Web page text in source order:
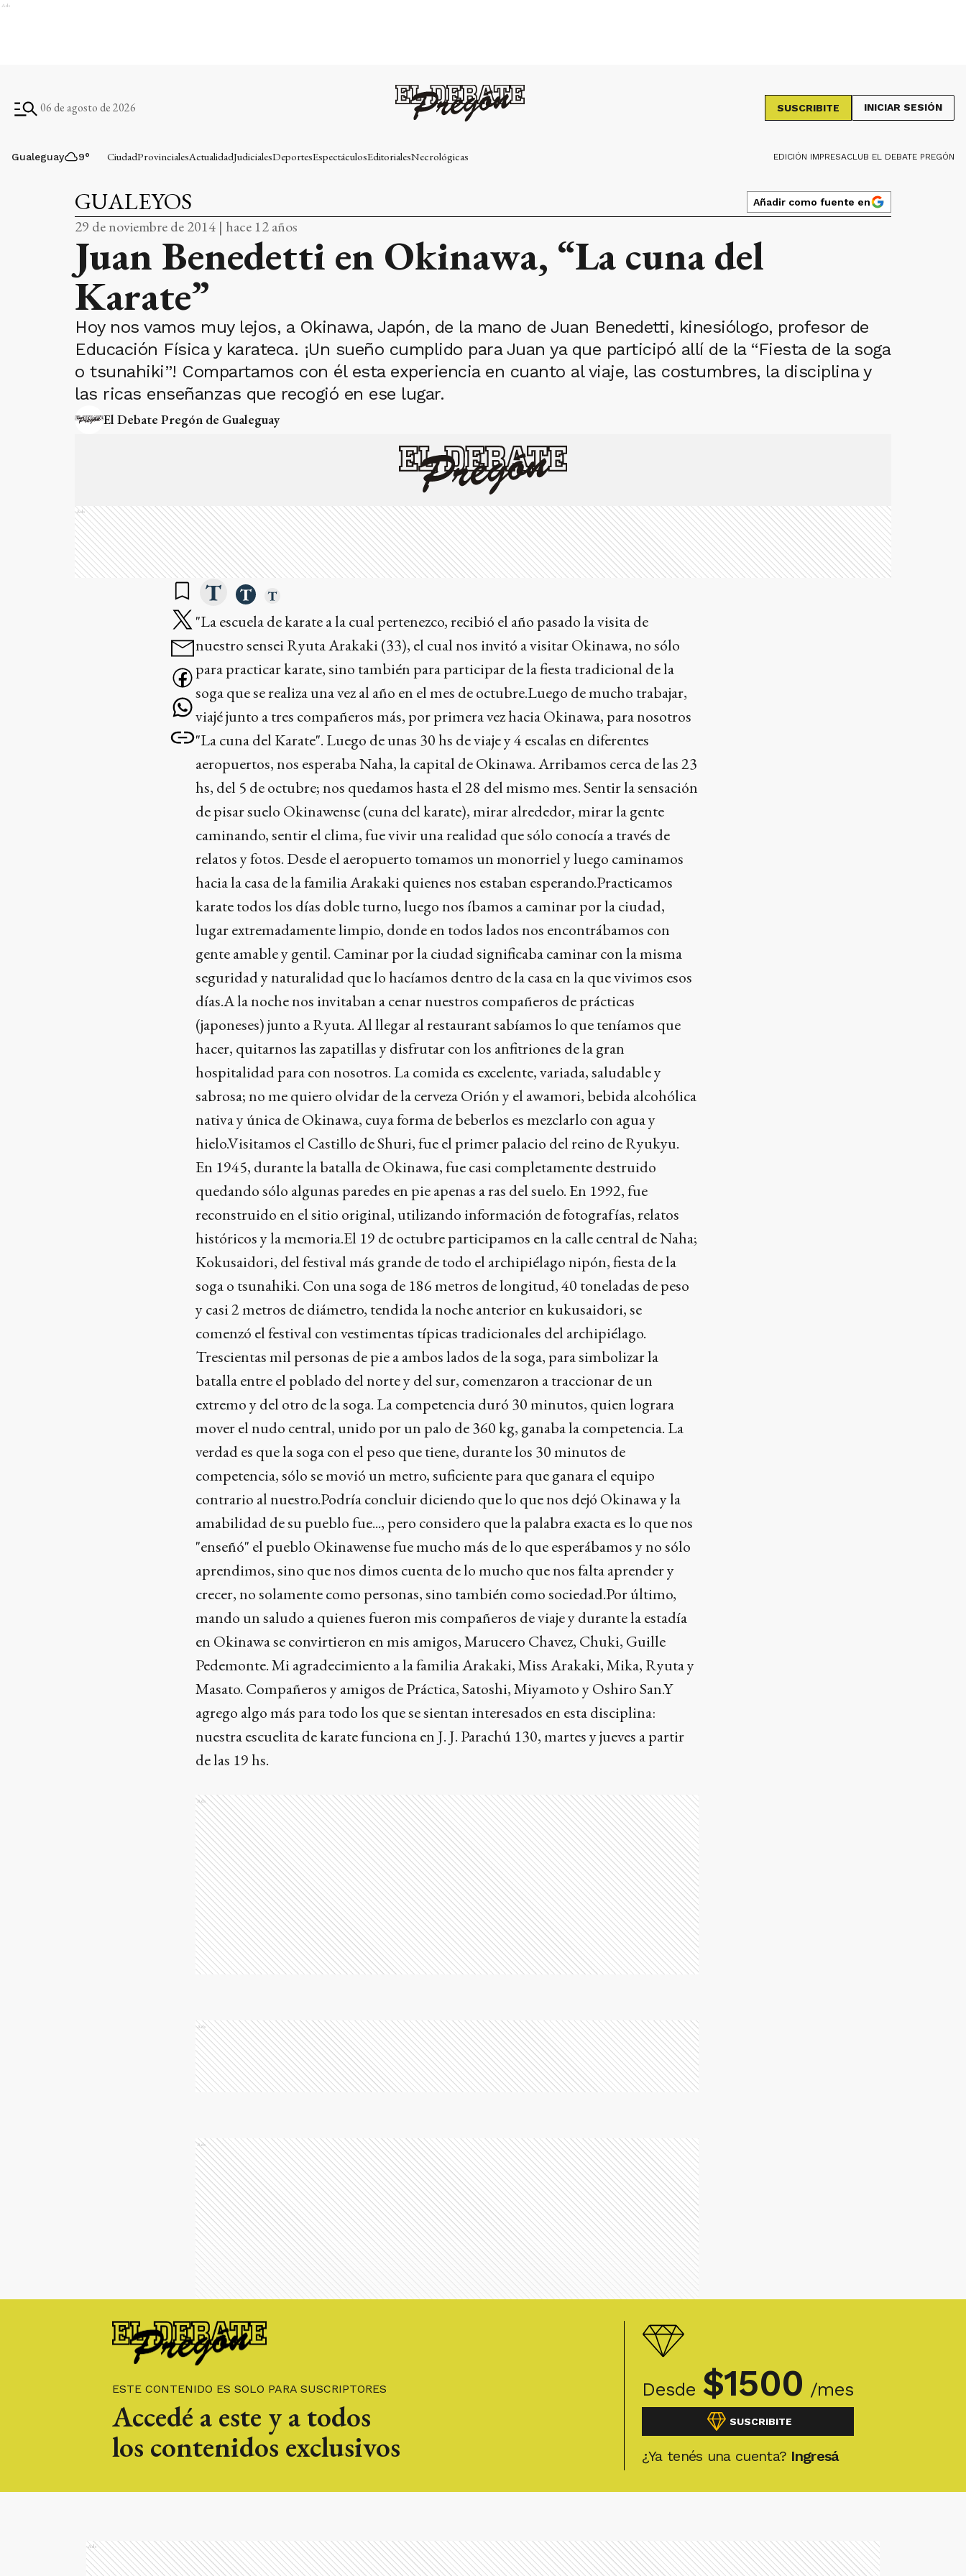
Ads
06 de agosto de 2026 SUSCRIBITE INICIAR SESIÓN
Gualeguay 9° CiudadProvincialesActualidadJudicialesDeportesEspectáculosEditorialesNecrológicas EDICIÓN IMPRESACLUB EL DEBATE PREGÓN
GUALEYOS Añadir como fuente en
29 de noviembre de 2014 | hace 12 años
Juan Benedetti en Okinawa, “La cuna del
Karate”
Hoy nos vamos muy lejos, a Okinawa, Japón, de la mano de Juan Benedetti, kinesiólogo, profesor de
Educación Física y karateca. ¡Un sueño cumplido para Juan ya que participó allí de la “Fiesta de la soga
o tsunahiki”! Compartamos con él esta experiencia en cuanto al viaje, las costumbres, la disciplina y
las ricas enseñanzas que recogió en ese lugar.
El Debate Pregón de Gualeguay
Ads
ESTE CONTENIDO ES SOLO PARA SUSCRIPTORES
Accedé a este y a todos
los contenidos exclusivos
Desde $1500 /mes
SUSCRIBITE
¿Ya tenés una cuenta? Ingresá
"La escuela de karate a la cual pertenezco, recibió el año pasado la visita de
nuestro sensei Ryuta Arakaki (33), el cual nos invitó a visitar Okinawa, no sólo
para practicar karate, sino también para participar de la fiesta tradicional de la
soga que se realiza una vez al año en el mes de octubre.Luego de mucho trabajar,
viajé junto a tres compañeros más, por primera vez hacia Okinawa, para nosotros
"La cuna del Karate". Luego de unas 30 hs de viaje y 4 escalas en diferentes
aeropuertos, nos esperaba Naha, la capital de Okinawa. Arribamos cerca de las 23
hs, del 5 de octubre; nos quedamos hasta el 28 del mismo mes. Sentir la sensación
de pisar suelo Okinawense (cuna del karate), mirar alrededor, mirar la gente
caminando, sentir el clima, fue vivir una realidad que sólo conocía a través de
relatos y fotos. Desde el aeropuerto tomamos un monorriel y luego caminamos
hacia la casa de la familia Arakaki quienes nos estaban esperando.Practicamos
karate todos los días doble turno, luego nos íbamos a caminar por la ciudad,
lugar extremadamente limpio, donde en todos lados nos encontrábamos con
gente amable y gentil. Caminar por la ciudad significaba caminar con la misma
seguridad y naturalidad que lo hacíamos dentro de la casa en la que vivimos esos
días.A la noche nos invitaban a cenar nuestros compañeros de prácticas
(japoneses) junto a Ryuta. Al llegar al restaurant sabíamos lo que teníamos que
hacer, quitarnos las zapatillas y disfrutar con los anfitriones de la gran
hospitalidad para con nosotros. La comida es excelente, variada, saludable y
sabrosa; no me quiero olvidar de la cerveza Orión y el awamori, bebida alcohólica
nativa y única de Okinawa, cuya forma de beberlos es mezclarlo con agua y
hielo.Visitamos el Castillo de Shuri, fue el primer palacio del reino de Ryukyu.
En 1945, durante la batalla de Okinawa, fue casi completamente destruido
quedando sólo algunas paredes en pie apenas a ras del suelo. En 1992, fue
reconstruido en el sitio original, utilizando información de fotografías, relatos
históricos y la memoria.El 19 de octubre participamos en la calle central de Naha;
Kokusaidori, del festival más grande de todo el archipiélago nipón, fiesta de la
soga o tsunahiki. Con una soga de 186 metros de longitud, 40 toneladas de peso
y casi 2 metros de diámetro, tendida la noche anterior en kukusaidori, se
comenzó el festival con vestimentas típicas tradicionales del archipiélago.
Trescientas mil personas de pie a ambos lados de la soga, para simbolizar la
batalla entre el poblado del norte y del sur, comenzaron a traccionar de un
extremo y del otro de la soga. La competencia duró 30 minutos, quien lograra
mover el nudo central, unido por un palo de 360 kg, ganaba la competencia. La
verdad es que la soga con el peso que tiene, durante los 30 minutos de
competencia, sólo se movió un metro, suficiente para que ganara el equipo
contrario al nuestro.Podría concluir diciendo que lo que nos dejó Okinawa y la
amabilidad de su pueblo fue..., pero considero que la palabra exacta es lo que nos
"enseñó" el pueblo Okinawense fue mucho más de lo que esperábamos y no sólo
aprendimos, sino que nos dimos cuenta de lo mucho que nos falta aprender y
crecer, no solamente como personas, sino también como sociedad.Por último,
mando un saludo a quienes fueron mis compañeros de viaje y durante la estadía
en Okinawa se convirtieron en mis amigos, Marucero Chavez, Chuki, Guille
Pedemonte. Mi agradecimiento a la familia Arakaki, Miss Arakaki, Mika, Ryuta y
Masato. Compañeros y amigos de Práctica, Satoshi, Miyamoto y Oshiro San.Y
agrego algo más para todo los que se sientan interesados en esta disciplina:
nuestra escuelita de karate funciona en J. J. Parachú 130, martes y jueves a partir
de las 19 hs.
Ads
Ads
Ads
Ads